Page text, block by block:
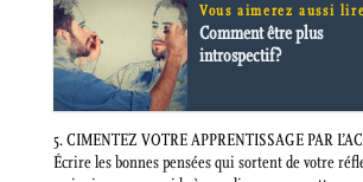
Vous aimerez aussi
Comment être plus
introspectif?
5. CIMENTEZ VOTRE APPRENTISSAGE PAR
Écrire les bonnes pensées qui sortent de votre